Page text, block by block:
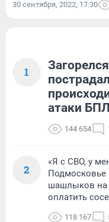
30 сентября, 2022, 17:30
1
атаки
144 654
2
«Я с СВО, у
Подмосковье
шашлыков на
оплатить
118 167